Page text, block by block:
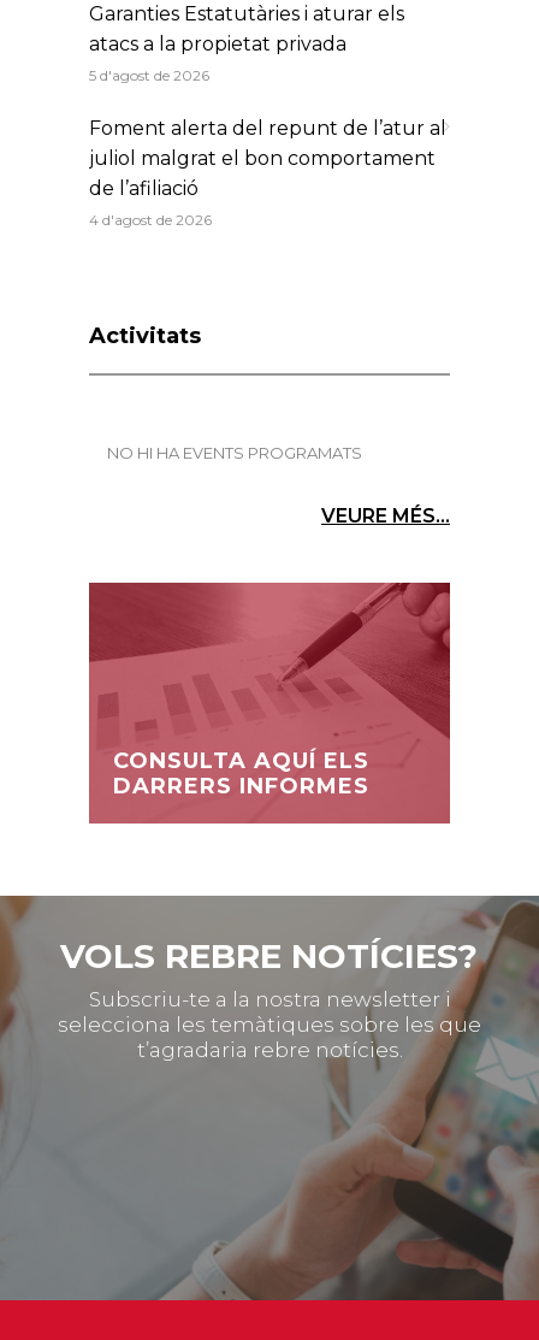
Garanties Estatutàries i aturar els
atacs a la propietat privada
5 d'agost de 2026
Foment alerta del repunt de l’atur al
juliol malgrat el bon comportament
de l’afiliació
4 d'agost de 2026
Activitats
NO HI HA EVENTS PROGRAMATS
VEURE MÉS...
CONSULTA AQUÍ ELS
DARRERS INFORMES
VOLS REBRE NOTÍCIES?
Subscriu-te a la nostra newsletter i
selecciona les temàtiques sobre les que
t’agradaria rebre notícies.